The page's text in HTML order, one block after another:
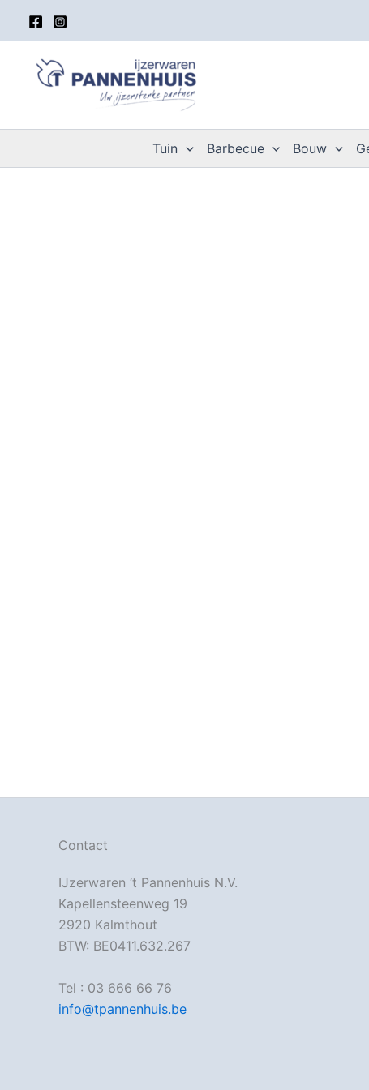
inhoud
Tuin Barbecue Bouw
Contact
IJzerwaren ‘t Pannenhuis N.V.
Kapellensteenweg 19
2920 Kalmthout
BTW: BE0411.632.267
Tel : 03 666 66 76
info@tpannenhuis.be